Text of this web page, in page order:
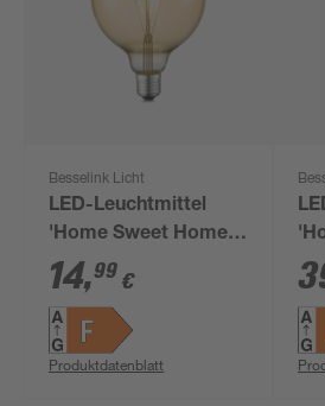
Besselink Licht
LED-Leuchtmittel
'Home Sweet Home'
dimmbar Globe gold
E27 4 W 400 lm
warmweiß
14,99 €
Produktdatenblatt
lm